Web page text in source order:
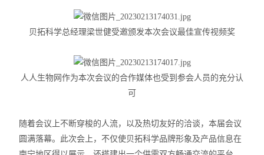
贝拓科学总经理梁世健受邀颁发本次会议最佳宣传视频奖
人人生物网作为本次会议的合作媒体也受到参会人员的充分认
可
随着会议上不断穿梭的人流，以及热切友好的洽谈，本届会议
圆满落幕。此次会上，不仅使贝拓科学品牌形象及产品信息在